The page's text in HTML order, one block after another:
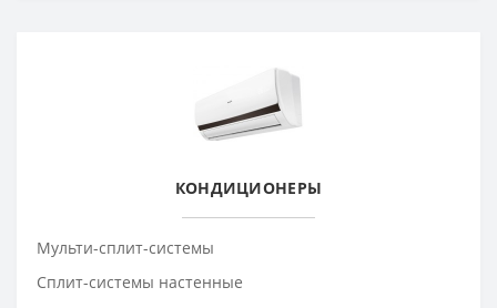
КОНДИЦИОНЕРЫ
Мульти-сплит-системы
Сплит-системы настенные